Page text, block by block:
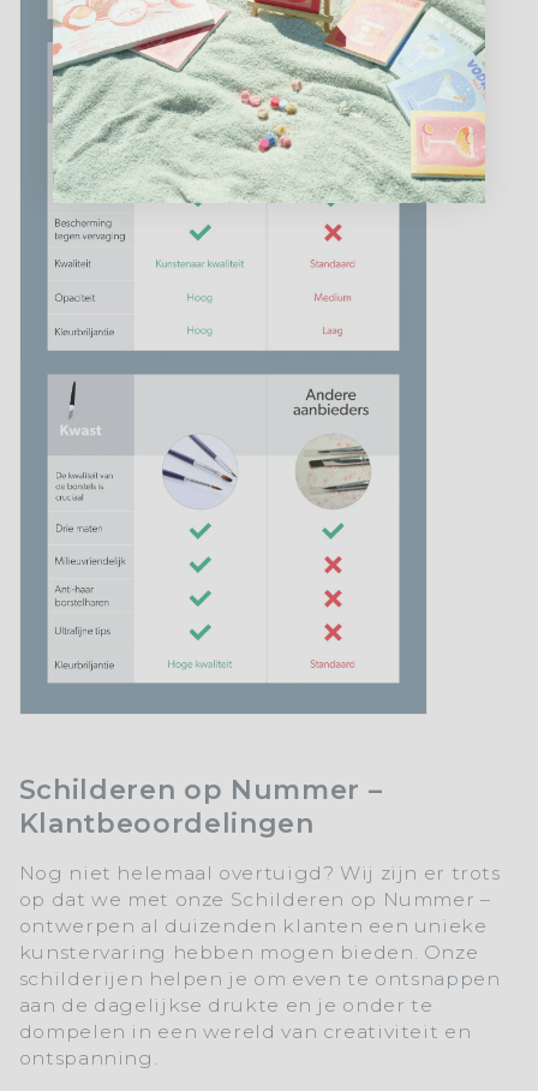
Schilderen op Nummer –
Klantbeoordelingen
Nog niet helemaal overtuigd? Wij zijn er trots
op dat we met onze Schilderen op Nummer –
ontwerpen al duizenden klanten een unieke
kunstervaring hebben mogen bieden. Onze
schilderijen helpen je om even te ontsnappen
aan de dagelijkse drukte en je onder te
dompelen in een wereld van creativiteit en
ontspanning.